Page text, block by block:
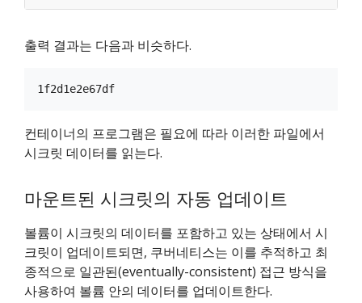
출력 결과는 다음과 비슷하다.
컨테이너의 프로그램은 필요에 따라 이러한 파일에서
시크릿 데이터를 읽는다.
마운트된 시크릿의 자동 업데이트
볼륨이 시크릿의 데이터를 포함하고 있는 상태에서 시
크릿이 업데이트되면, 쿠버네티스는 이를 추적하고 최
종적으로 일관된(eventually-consistent) 접근 방식을
사용하여 볼륨 안의 데이터를 업데이트한다.